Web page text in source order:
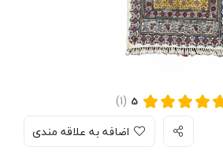
5
(1)
اضافه به علاقه مندی